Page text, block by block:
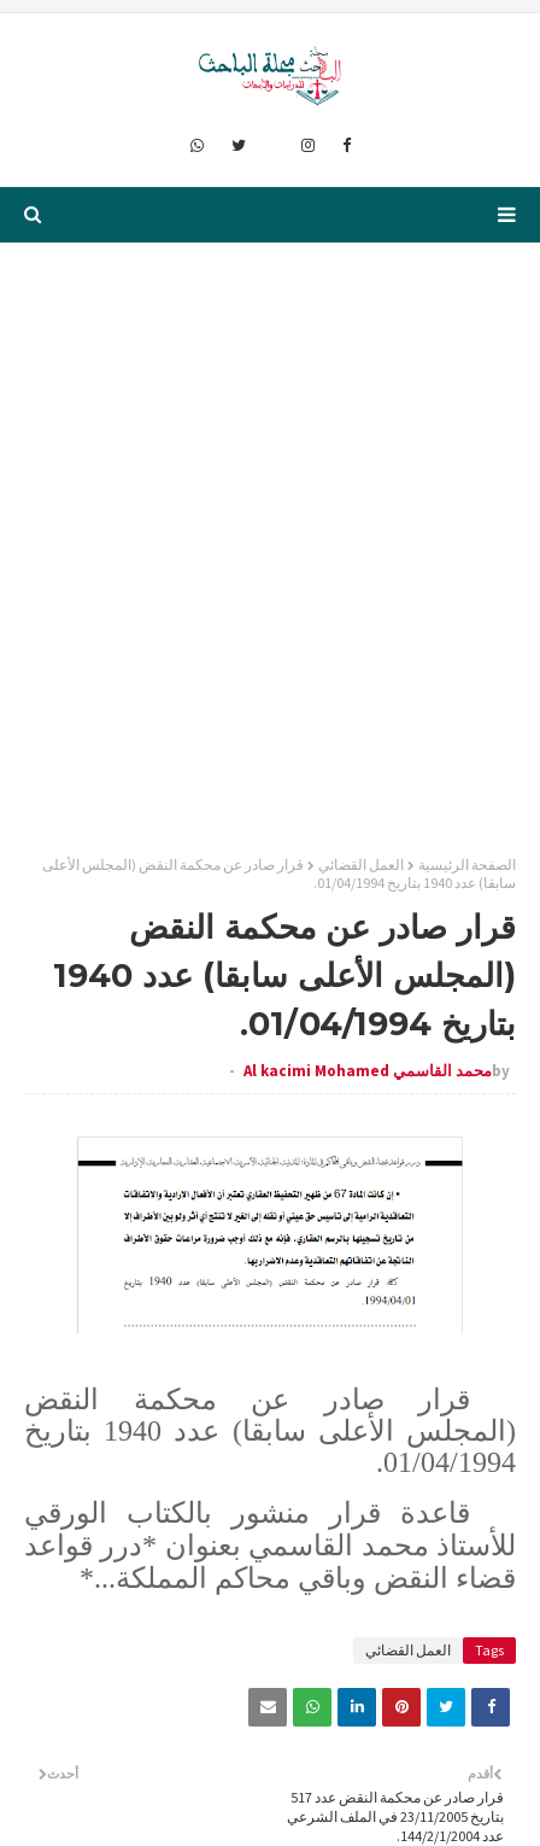
الصفحة الرئيسية العمل القضائي
قرار صادر عن محكمة النقض (المجلس الأعلى
سابقا) عدد 1940 بتاريخ 01/04/1994.
قرار صادر عن محكمة النقض
(المجلس الأعلى سابقا) عدد 1940
بتاريخ 01/04/1994.
byمحمد القاسمي Al kacimi Mohamed
قرار صادر عن محكمة النقض
(المجلس الأعلى سابقا) عدد 1940 بتاريخ
01/04/1994.
قاعدة قرار منشور بالكتاب الورقي
للأستاذ محمد القاسمي بعنوان *درر قواعد
قضاء النقض وباقي محاكم المملكة...*
Tags العمل القضائي
أحدث أقدم
قرار صادر عن محكمة النقض عدد 517
بتاريخ 23/11/2005 في الملف الشرعي
عدد 144/2/1/2004.